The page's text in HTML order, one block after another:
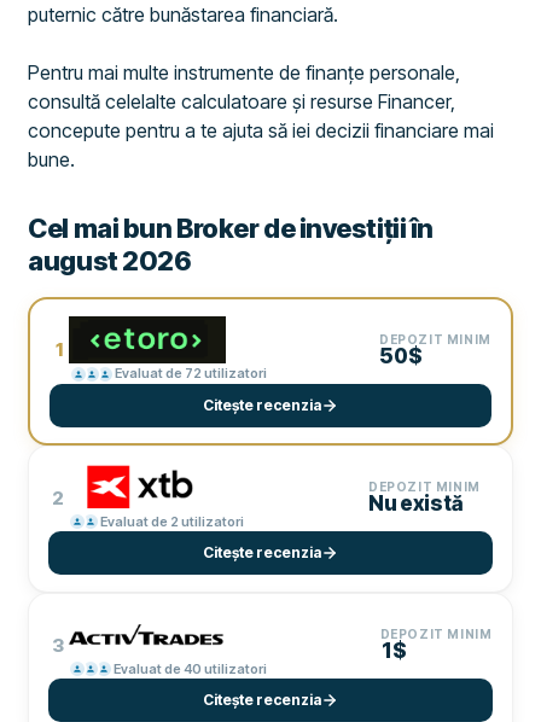
puternic către bunăstarea financiară.
Pentru mai multe instrumente de finanțe personale,
consultă celelalte calculatoare și resurse Financer,
concepute pentru a te ajuta să iei decizii financiare mai
bune.
Cel mai bun Broker de investiții în
august 2026
1
Evaluat de 72 utilizatori
DEPOZIT MINIM
50$
Citește recenzia
2
Evaluat de 2 utilizatori
DEPOZIT MINIM
Nu există
Citește recenzia
3
Evaluat de 40 utilizatori
DEPOZIT MINIM
1$
Citește recenzia